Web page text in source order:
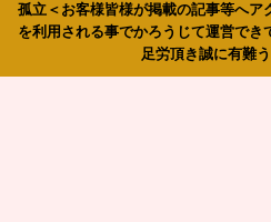
孤立＜お客様皆様が掲載の記事等へア
を利用される事でかろうじて運営でき
足労頂き誠に有難